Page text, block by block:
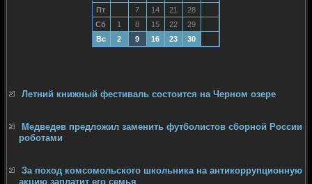
Пт
7 14 21
28
Сб
1 8 15 22
29
Вс
2 9 16 23 30
Летний книжный фестиваль состоится на Черном озере
Медведев предложил заменить футболистов сборной России
роботами
За поход комсомольского школьника на антикоррупционную
акцию заплатит его семья